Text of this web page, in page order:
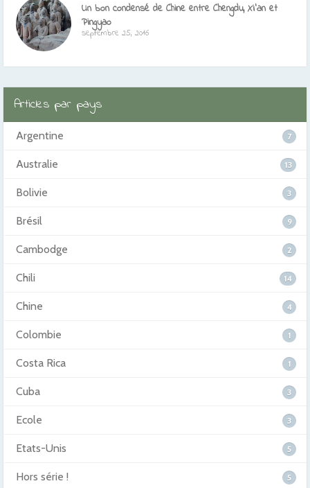
Un bon condensé de Chine entre Chengdu, Xi’an et
Pingyao
septembre 25, 2016
Articles par pays
Argentine 7
Australie 13
Bolivie 3
Brésil 9
Cambodge 2
Chili 14
Chine 4
Colombie 1
Costa Rica 1
Cuba 3
Ecole 3
Etats-Unis 5
Hors série ! 5